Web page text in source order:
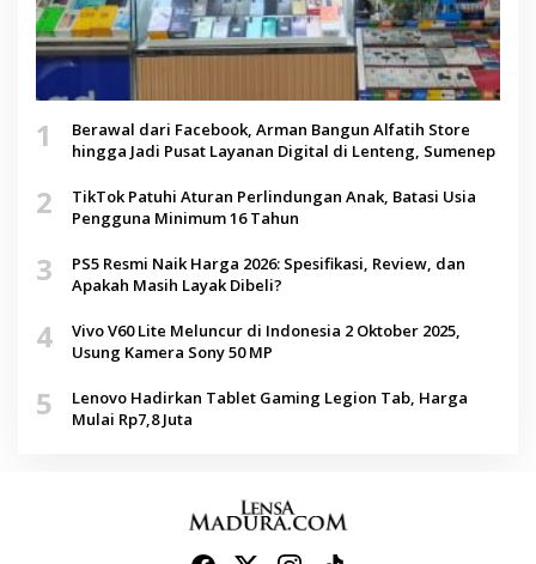
1
Berawal dari Facebook, Arman Bangun Alfatih Store
hingga Jadi Pusat Layanan Digital di Lenteng, Sumenep
2
TikTok Patuhi Aturan Perlindungan Anak, Batasi Usia
Pengguna Minimum 16 Tahun
3
PS5 Resmi Naik Harga 2026: Spesifikasi, Review, dan
Apakah Masih Layak Dibeli?
4
Vivo V60 Lite Meluncur di Indonesia 2 Oktober 2025,
Usung Kamera Sony 50 MP
5
Lenovo Hadirkan Tablet Gaming Legion Tab, Harga
Mulai Rp7,8 Juta